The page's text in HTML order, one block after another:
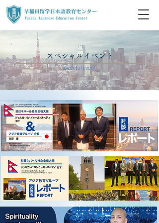
​スペシャルイベント
​Special event